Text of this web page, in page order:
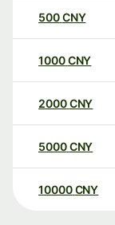
500CNY
1000CNY
2000CNY
5000CNY
10000 CNY